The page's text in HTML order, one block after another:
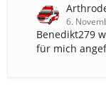
6.
Benedikt279
für mich